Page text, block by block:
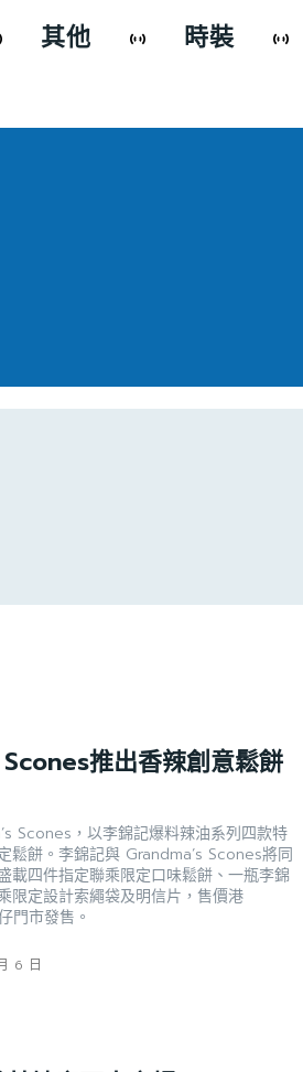
其他 時裝
推出香辣創意鬆餅
Scones，以李錦記爆料辣油系列四款特
鬆餅。李錦記與 Grandma’s Scones將同
載四件指定聯乘限定口味鬆餅、一瓶李錦
限定設計索繩袋及明信片，售價港
門市發售。
6 日